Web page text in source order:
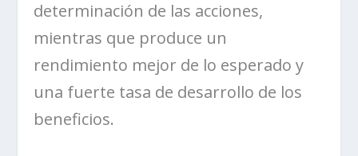
determinación de las acciones,
mientras que produce un
rendimiento mejor de lo esperado y
una fuerte tasa de desarrollo de los
beneficios.